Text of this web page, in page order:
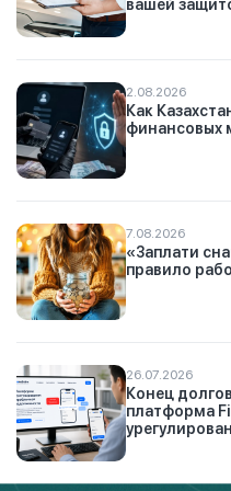
вашей
2.08.2026
Как
финансовых
7.08.2026
«Заплати
правило
26.07.2026
Конец
платформа